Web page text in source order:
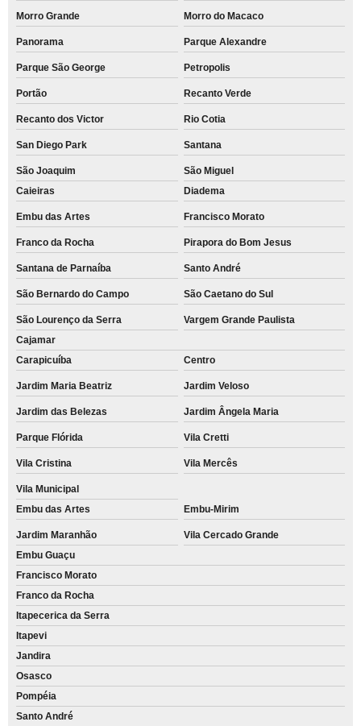
Morro Grande Morro do Macaco
Panorama Parque Alexandre
Parque São George Petropolis
Portão Recanto Verde
Recanto dos Victor Rio Cotia
San Diego Park Santana
São Joaquim
São Miguel
Caieiras
Diadema
Embu das Artes Francisco Morato
Franco da Rocha Pirapora do Bom Jesus
Santana de Parnaíba Santo André
São Bernardo do Campo São Caetano do Sul
São Lourenço da Serra
Vargem Grande Paulista
Cajamar
Carapicuíba
Centro
Jardim Maria Beatriz Jardim Veloso
Jardim das Belezas Jardim Ângela Maria
Parque Flórida Vila Cretti
Vila Cristina Vila Mercês
Vila Municipal
Embu das Artes
Embu-Mirim
Jardim Maranhão
Vila Cercado Grande
Embu Guaçu
Francisco Morato
Franco da Rocha
Itapecerica da Serra
Itapevi
Jandira
Osasco
Pompéia
Santo André